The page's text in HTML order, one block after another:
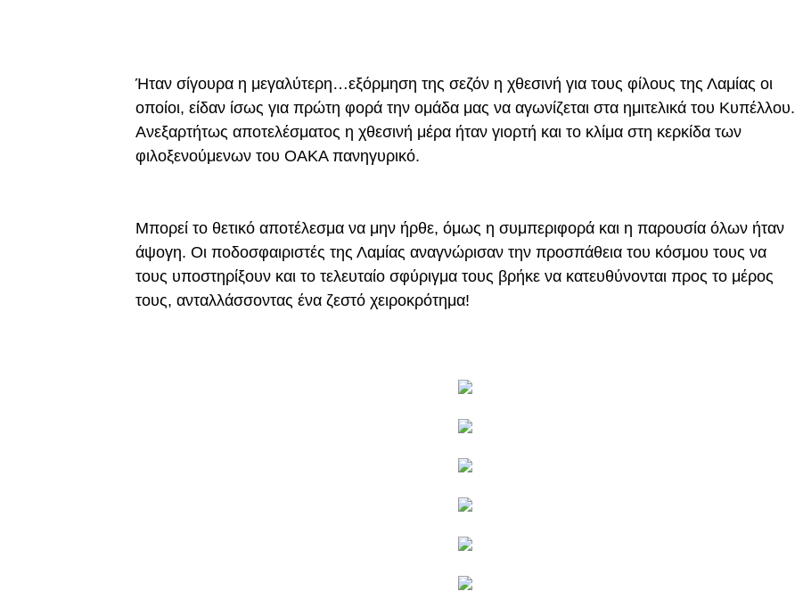
Ήταν σίγουρα η μεγαλύτερη…εξόρμηση της σεζόν η χθεσινή για τους φίλους της Λαμίας οι
οποίοι, είδαν ίσως για πρώτη φορά την ομάδα μας να αγωνίζεται στα ημιτελικά του Κυπέλλου.
Ανεξαρτήτως αποτελέσματος η χθεσινή μέρα ήταν γιορτή και το κλίμα στη κερκίδα των
φιλοξενούμενων του ΟΑΚΑ πανηγυρικό.
Μπορεί το θετικό αποτέλεσμα να μην ήρθε, όμως η συμπεριφορά και η παρουσία όλων ήταν
άψογη. Οι ποδοσφαιριστές της Λαμίας αναγνώρισαν την προσπάθεια του κόσμου τους να
τους υποστηρίξουν και το τελευταίο σφύριγμα τους βρήκε να κατευθύνονται προς το μέρος
τους, ανταλλάσσοντας ένα ζεστό χειροκρότημα!